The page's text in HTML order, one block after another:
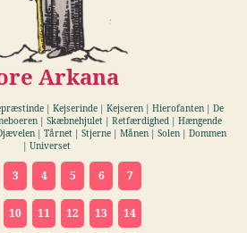
Arkana
| Kejserinde | Kejseren | Hierofanten | De
| Skæbnehjulet | Retfærdighed | Hængende
| Tårnet | Stjerne | Månen | Solen | Dommen
| Universet
3 4 5 6 7
10 11 12 13 14